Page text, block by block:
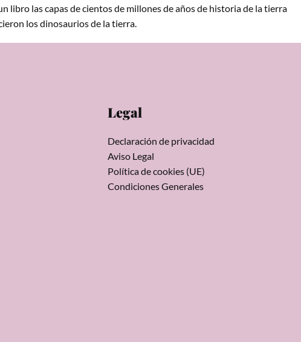
libro las capas de cientos de millones de años de historia de la tierra
los dinosaurios de la tierra.
Legal
Declaración de privacidad
Aviso Legal
Política de cookies (UE)
Condiciones Generales